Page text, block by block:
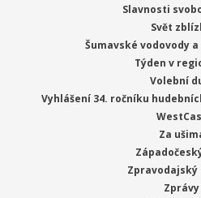
Slavnosti
Svět
Šumavské vodovody
Týden v
Volební
Vyhlášení 34. ročníku
Za
Zpravodajský
Zprávy